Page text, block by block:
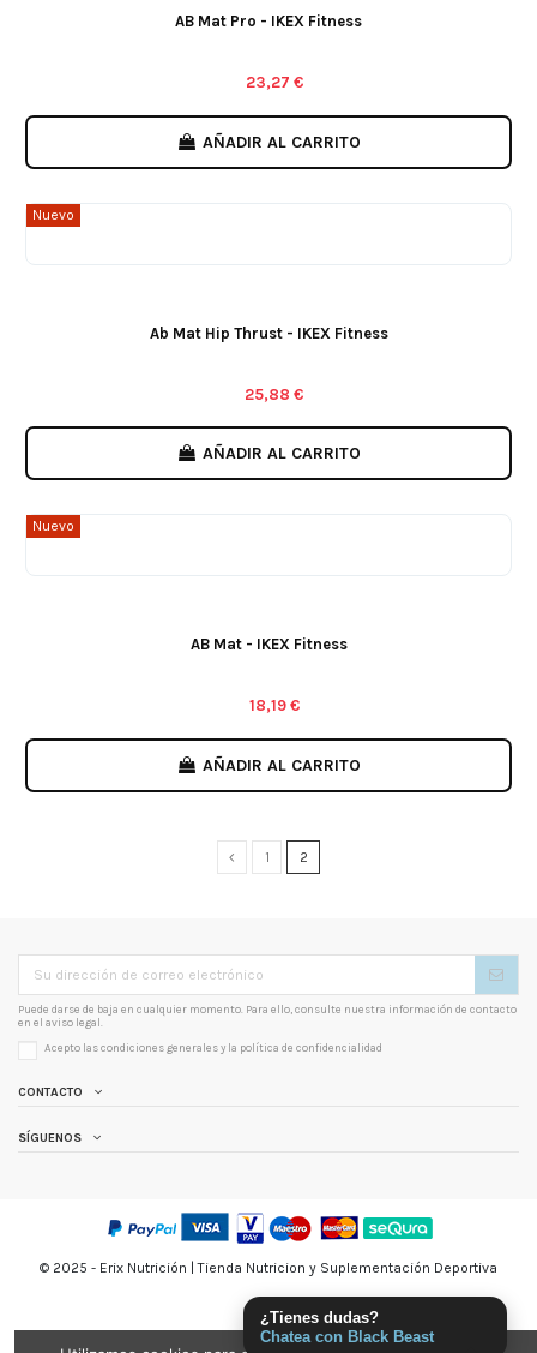
AB Mat Pro - IKEX Fitness
23,27 €
AÑADIR AL CARRITO
Nuevo
Ab Mat Hip Thrust - IKEX Fitness
25,88 €
AÑADIR AL CARRITO
Nuevo
AB Mat - IKEX Fitness
18,19 €
AÑADIR AL CARRITO
1 2
Puede darse de baja en cualquier momento. Para ello, consulte nuestra información de contacto
en el aviso legal.
Acepto las condiciones generales y la política de confidencialidad
CONTACTO
SÍGUENOS
© 2025 - Erix Nutrición | Tienda Nutricion y Suplementación Deportiva
¿Tienes dudas?
Chatea con Black Beast